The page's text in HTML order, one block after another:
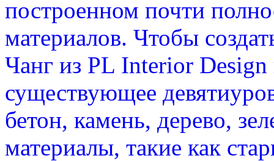
построенном почти
материалов. Чтобы
Чанг из PL Interior
существующее
бетон, камень, дерево,
материалы, такие как